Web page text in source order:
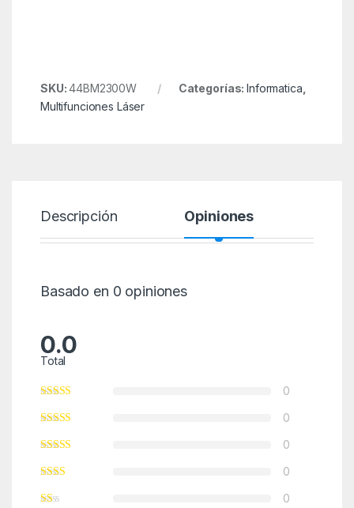
SKU:44BM2300W Categorías:Informatica
Multifunciones Láser
Descripción Opiniones
Basado en 0 opiniones
0.0
Total
0
0
0
0
0